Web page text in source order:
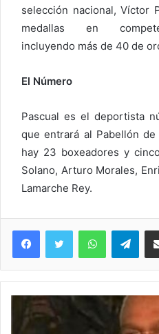
selección nacional, Víctor
medallas en
incluyendo más de 40 de
El Número
Pascual es el deportista
que entrará al Pabellón
hay 23 boxeadores y
Solano, Arturo Morales,
Lamarche Rey.
WhatsApp